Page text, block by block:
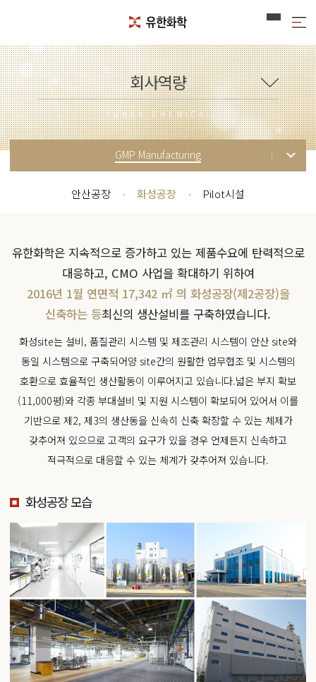
회사역량
YUHAN CHEMICAL
GMP Manufacturing
안산공장 · 화성공장 · Pilot시설
유한화학은 지속적으로 증가하고 있는 제품수요에 탄력적으로
대응하고, CMO 사업을 확대하기 위하여
2016년 1월 연면적 17,342 ㎡ 의 화성공장(제2공장)을
신축하는 등최신의 생산설비를 구축하였습니다.
화성site는 설비, 품질관리 시스템 및 제조관리 시스템이 안산 site와
동일 시스템으로 구축되어양 site간의 원활한 업무협조 및 시스템의
호환으로 효율적인 생산활동이 이루어지고 있습니다.넓은 부지 확보
(11,000평)와 각종 부대설비 및 지원 시스템이 확보되어 있어서 이를
기반으로 제2, 제3의 생산동을 신속히 신축 확장할 수 있는 체제가
갖추어져 있으므로고객의 요구가 있을 경우 언제든지 신속하고
적극적으로 대응할 수 있는 체계가 갖추어져 있습니다.
화성공장 모습